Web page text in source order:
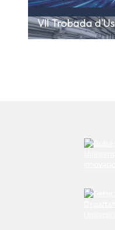
VII Trobada